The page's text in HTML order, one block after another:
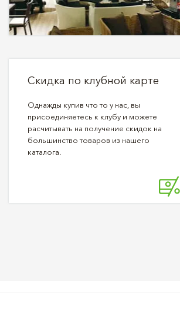
Скидка по клубной карте
Однажды купив что то у нас, вы
присоединяетесь к клубу и можете
расчитывать на получение скидок на
большинство товаров из нашего
каталога.